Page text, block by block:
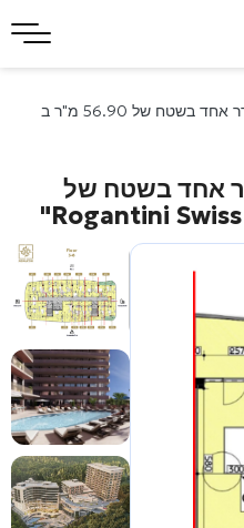
בשטח של 56.90 מ"ר ב
אחד בשטח של